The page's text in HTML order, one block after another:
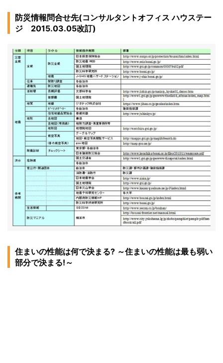
防災情報問合せ先(コンサルタントオフィス ハウステー
ジ 2015.03.05改訂)
住まいの性能は何で決まる? ～住まいの性能は最も弱い
部分で決まる!～